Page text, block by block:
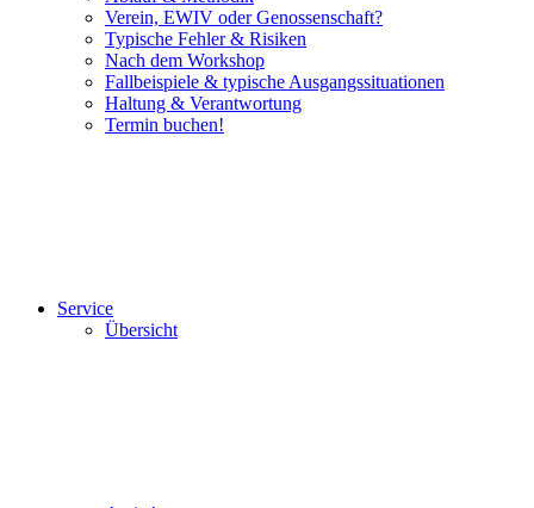
Verein, EWIV oder Genossenschaft?
Typische Fehler & Risiken
Nach dem Workshop
Fallbeispiele & typische Ausgangssituationen
Haltung & Verantwortung
Termin buchen!
Service
Übersicht